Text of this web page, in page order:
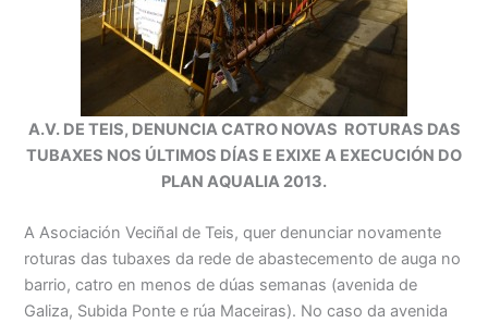
A.V. DE TEIS, DENUNCIA CATRO NOVAS ROTURAS DAS
TUBAXES NOS ÚLTIMOS DÍAS E EXIXE A EXECUCIÓN DO
PLAN AQUALIA 2013.
A Asociación Veciñal de Teis, quer denunciar novamente
roturas das tubaxes da rede de abastecemento de auga no
barrio, catro en menos de dúas semanas (avenida de
Galiza, Subida Ponte e rúa Maceiras). No caso da avenida